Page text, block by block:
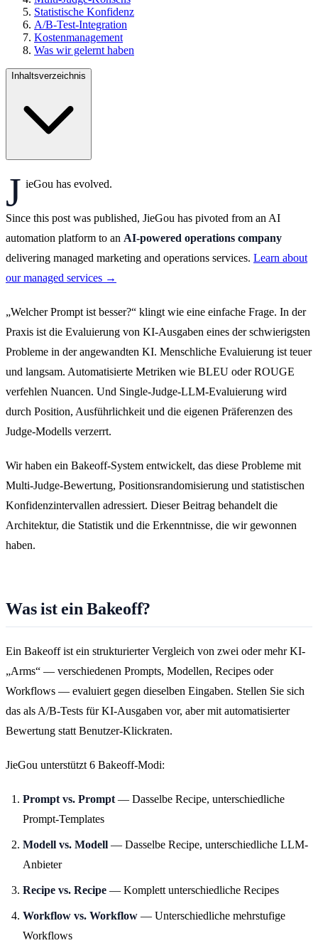
Statistische Konfidenz
A/B-Test-Integration
Kostenmanagement
Was wir gelernt haben
Inhaltsverzeichnis
J ieGou has evolved.
Since this post was published, JieGou has pivoted from an AI
automation platform to an AI-powered operations company
delivering managed marketing and operations services. Learn about
our managed services →
„Welcher Prompt ist besser?“ klingt wie eine einfache Frage. In der
Praxis ist die Evaluierung von KI-Ausgaben eines der schwierigsten
Probleme in der angewandten KI. Menschliche Evaluierung ist teuer
und langsam. Automatisierte Metriken wie BLEU oder ROUGE
verfehlen Nuancen. Und Single-Judge-LLM-Evaluierung wird
durch Position, Ausführlichkeit und die eigenen Präferenzen des
Judge-Modells verzerrt.
Wir haben ein Bakeoff-System entwickelt, das diese Probleme mit
Multi-Judge-Bewertung, Positionsrandomisierung und statistischen
Konfidenzintervallen adressiert. Dieser Beitrag behandelt die
Architektur, die Statistik und die Erkenntnisse, die wir gewonnen
haben.
Was ist ein Bakeoff?
Ein Bakeoff ist ein strukturierter Vergleich von zwei oder mehr KI-
„Arms“ — verschiedenen Prompts, Modellen, Recipes oder
Workflows — evaluiert gegen dieselben Eingaben. Stellen Sie sich
das als A/B-Tests für KI-Ausgaben vor, aber mit automatisierter
Bewertung statt Benutzer-Klickraten.
JieGou unterstützt 6 Bakeoff-Modi:
Prompt vs. Prompt — Dasselbe Recipe, unterschiedliche
Prompt-Templates
Modell vs. Modell — Dasselbe Recipe, unterschiedliche LLM-
Anbieter
Recipe vs. Recipe — Komplett unterschiedliche Recipes
Workflow vs. Workflow — Unterschiedliche mehrstufige
Workflows